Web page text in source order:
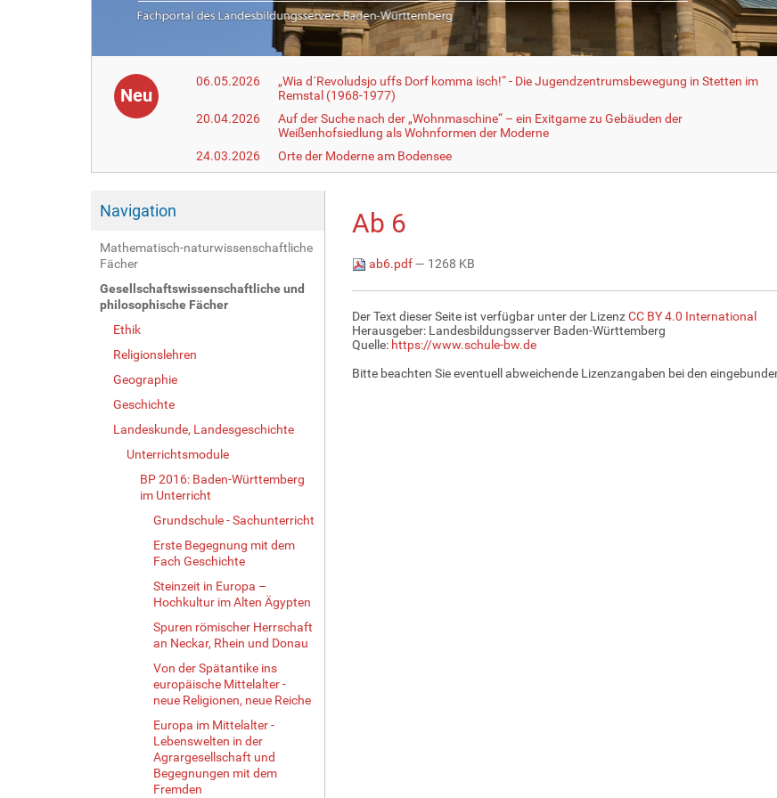
Neu
06.05.2026
„Wia d´Revoludsjo uffs Dorf komma isch!“ - Die Jugendzentrumsbewegung in Stetten im
Remstal (1968-1977)
20.04.2026
Auf der Suche nach der „Wohnmaschine“ – ein Exitgame zu Gebäuden der
Weißenhofsiedlung als Wohnformen der Moderne
24.03.2026
Orte der Moderne am Bodensee
Navigation
Mathematisch-naturwissenschaftliche
Fächer
Gesellschaftswissenschaftliche und
philosophische Fächer
Ethik
Religionslehren
Geographie
Geschichte
Landeskunde, Landesgeschichte
Unterrichtsmodule
BP 2016: Baden-Württemberg
im Unterricht
Grundschule - Sachunterricht
Erste Begegnung mit dem
Fach Geschichte
Steinzeit in Europa –
Hochkultur im Alten Ägypten
Spuren römischer Herrschaft
an Neckar, Rhein und Donau
Von der Spätantike ins
europäische Mittelalter -
neue Religionen, neue Reiche
Europa im Mittelalter -
Lebenswelten in der
Agrargesellschaft und
Begegnungen mit dem
Fremden
Ab 6
ab6.pdf— 1268 KB
Der Text dieser Seite ist verfügbar unter der LizenzCC BY 4.0 International
Herausgeber: Landesbildungsserver Baden-Württemberg
Quelle: https://www.schule-bw.de
Bitte beachten Sie eventuell abweichende Lizenzangaben bei den